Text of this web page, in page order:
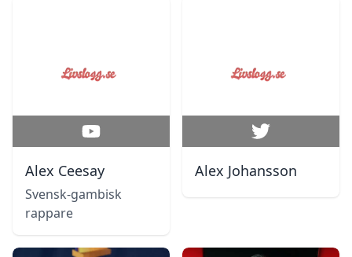
Alex Ceesay
Svensk-gambisk
rappare
Alex Johansson